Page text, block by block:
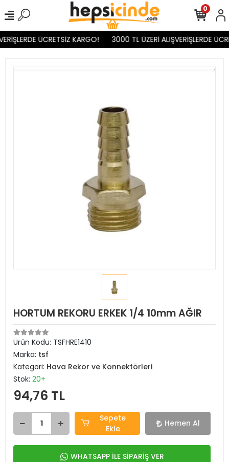
ÜCRETSİZ KARGO! 3000 TL ÜZERİ ALIŞVERİŞLERDE
0
HORTUM REKORU ERKEK 1/4 10mm AĞIR
Ürün Kodu: TSFHRE1410
Marka: tsf
Kategori: Hava Rekor ve Konnektörleri
Stok: 20+
94,76 TL
Sepete
Ekle
Hemen Al
WHATSAPP İLE SİPARİŞ VER